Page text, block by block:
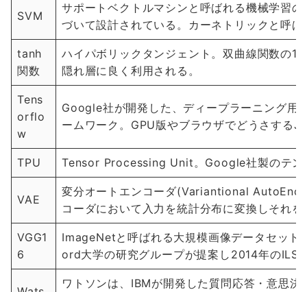
SVM
サポートベクトルマシンと呼ばれる機械学習
づいて設計されている。カーネトリックと呼
tanh
関数
ハイパボリックタンジェント。双曲線関数の1
隠れ層に良く利用される。
Tens
orflo
w
Google社が開発した、ディープラーニング用
ームワーク。GPU版やブラウザでどうさする
TPU Tensor Processing Unit。Google社製のテン
VAE
変分オートエンコーダ(Variantional
コーダにおいて入力を統計分布に変換しそれ
VGG1
6
ImageNetと呼ばれる大規模画像データセッ
ord大学の研究グループが提案し2014年の
ワトソンは、IBMが開発した質問応答・意思